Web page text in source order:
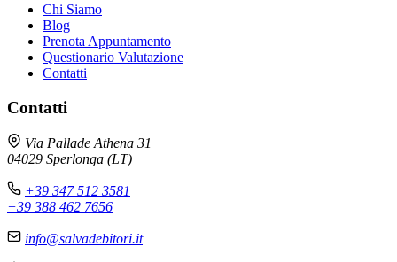
Chi Siamo
Blog
Prenota Appuntamento
Questionario Valutazione
Contatti
Contatti
Via Pallade Athena 31
04029 Sperlonga (LT)
+39 347 512 3581
+39 388 462 7656
info@salvadebitori.it